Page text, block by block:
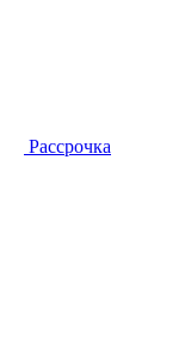
Рассрочка